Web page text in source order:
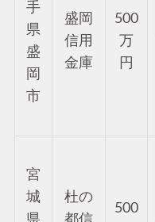
手
県
盛
岡
市
盛岡
信用
金庫
500
万
円
宮
城
県
杜の
都信
500